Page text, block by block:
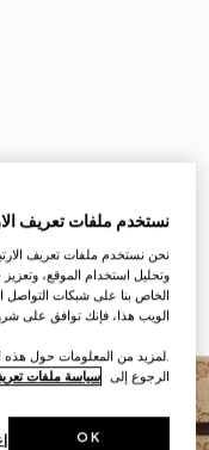
نستخدم ملفات تعريف
نحن نستخدم ملفات تعريف
وتحليل استخدام الموقع،
الخاص بنا على شبكات التواصل
الويب هذا، فإنك توافق على
.لمزيد من المعلومات حول هذه
الرجوع إلى سياسة ملفات
OK